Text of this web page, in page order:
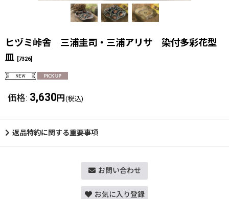
ヒヅミ峠舎 三浦圭司・三浦アリサ 染付多彩花型
皿 [7326]
価格: 3,630 円 (税込)
返品特約に関する重要事項
お問い合わせ
お気に入り登録